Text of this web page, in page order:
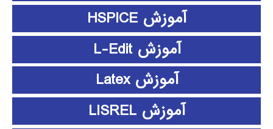
آموزش HSPICE
آموزش L-Edit
آموزش Latex
آموزش LISREL